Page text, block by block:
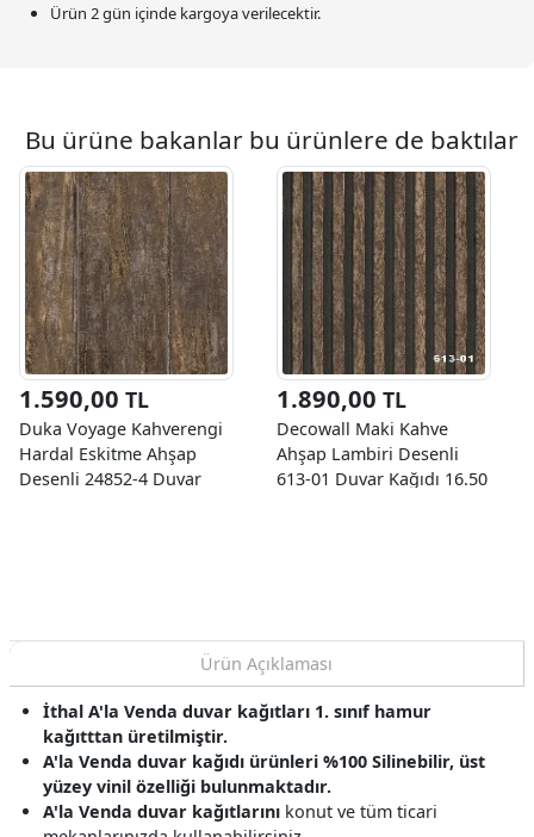
Ürün 2 gün içinde kargoya verilecektir.
Bu ürüne bakanlar bu ürünlere de baktılar
1.590,00 TL
Duka Voyage Kahverengi
Hardal Eskitme Ahşap
Desenli 24852-4 Duvar
1.890,00 TL
Decowall Maki Kahve
Ahşap Lambiri Desenli
613-01 Duvar Kağıdı 16.50
Ürün Açıklaması
İthal A'la Venda duvar kağıtları 1. sınıf hamur
kağıtttan üretilmiştir.
A'la Venda duvar kağıdı ürünleri %100 Silinebilir, üst
yüzey vinil özelliği bulunmaktadır.
A'la Venda duvar kağıtlarını konut ve tüm ticari